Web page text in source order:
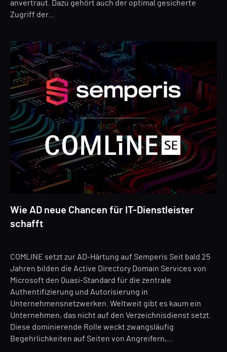
anvertraut. Dazu gehört auch der optimal gesicherte
Zugriff der...
Wie AD neue Chancen für IT-Dienstleister
schafft
COMLINE setzt zur AD-Härtung auf Semperis Seit bald 25
Jahren bilden die Active Directory Domain Services von
Microsoft den Quasi-Standard für die zentrale
Authentifizierung und Autorisierung in
Unternehmensnetzwerken. Weltweit gibt es kaum ein
Unternehmen, das nicht auf den Verzeichnisdienst setzt.
Diese dominierende Rolle weckt zwangsläufig
Begehrlichkeiten auf Seiten von Angreifern,...